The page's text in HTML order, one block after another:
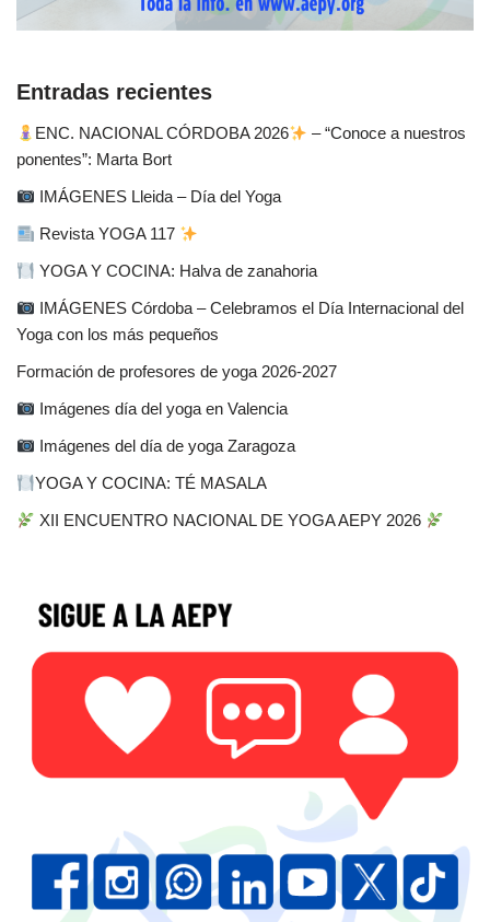
Entradas recientes
ENC. NACIONAL CÓRDOBA 2026
– “Conoce a nuestros
ponentes”: Marta Bort
IMÁGENES Lleida – Día del Yoga
Revista YOGA 117
YOGA Y COCINA: Halva de zanahoria
IMÁGENES Córdoba – Celebramos el Día Internacional del
Yoga con los más pequeños
Formación de profesores de yoga 2026-2027
Imágenes día del yoga en Valencia
Imágenes del día de yoga Zaragoza
YOGA Y COCINA: TÉ MASALA
XII ENCUENTRO NACIONAL DE YOGA AEPY 2026